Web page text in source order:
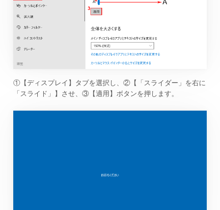
①【ディスプレイ】タブを選択し、②【「スライダー」を右に
「スライド」】させ、③【適用】ボタンを押します。